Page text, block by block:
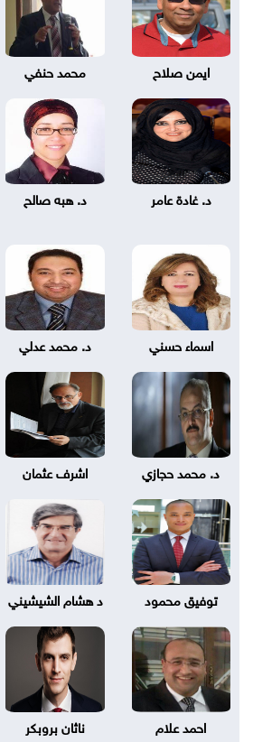
ايمن صلاح محمد حنفي
د. غادة عامر د. هبه صالح
اسماء حسني د. محمد عدلي
د. محمد حجازي اشرف عثمان
توفيق محمود د هشام الشيشيني
احمد علام ناثان بروبكر